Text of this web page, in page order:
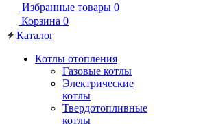
Избранные товары 0
Корзина 0
Каталог
Котлы отопления
Газовые котлы
Электрические
котлы
Твердотопливные
котлы